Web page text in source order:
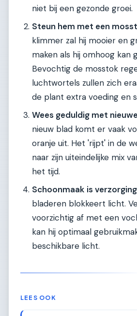
niet bij een gezonde groei.
Steun hem met een
klimmer zal hij mooier en
maken als hij omhoog kan
Bevochtig de mosstok
luchtwortels zullen zich
de plant extra voeding en
Wees geduldig met
nieuw blad komt er vaak
oranje uit. Het 'rijpt' in de
naar zijn uiteindelijke mix
het tijd.
Schoonmaak is
bladeren blokkeert licht.
voorzichtig af met een
kan hij optimaal
beschikbare licht.
LEES OOK